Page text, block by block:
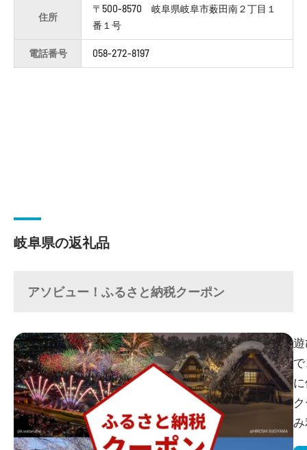
住所
〒500-8570 岐阜県岐阜市薮田南２丁目１
番１号
電話番号 058-272-8197
岐阜県の返礼品
アソビュー！ふるさと納税クーポン